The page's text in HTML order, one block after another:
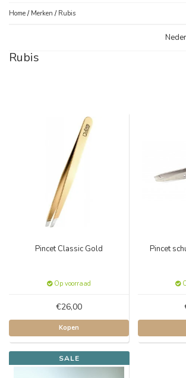
Home / Merken / Rubis
Rubis
Pincet Classic Gold
Op voorraad
€26,00
Kopen
Pincet
SALE